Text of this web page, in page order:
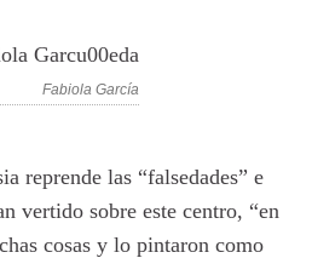
Fabiola García
reprende las “falsedades” e
vertido sobre este centro, “en
cosas y lo pintaron como